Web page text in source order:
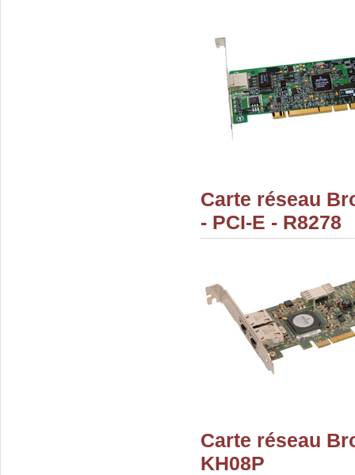
Carte réseau
- PCI-E - R8278
Carte réseau
KH08P